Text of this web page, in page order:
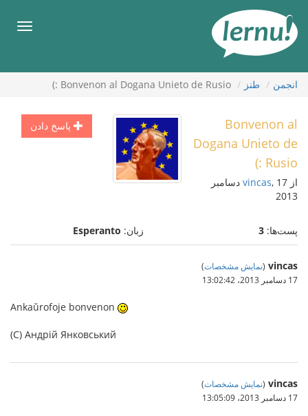
محتوا
انجمن طنز Bonvenon al Dogana Unieto de Rusio :)
پاسخ دادن
Bonvenon al
Dogana Unieto de
Rusio :)
از vincas , 17 دسامبر
2013
پست‌ها: 3 زبان: Esperanto
vincas
(نمایش مشخصات)
17 دسامبر 2013،‏ 13:02:42
Ankaŭrofoje bonvenon
(C) Андрій Янковський
vincas
(نمایش مشخصات)
17 دسامبر 2013،‏ 13:05:09